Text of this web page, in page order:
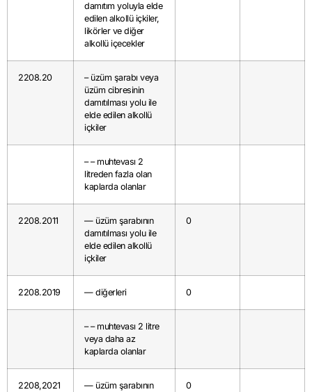
damıtım yoluyla elde
edilen alkollü içkiler,
likörler ve diğer
alkollü içecekler
2208.20
– üzüm şarabı veya
üzüm cibresinin
damıtılması yolu ile
elde edilen alkollü
içkiler
– – muhtevası 2
litreden fazla olan
kaplarda olanlar
2208.2011
— üzüm şarabının
damıtılması yolu ile
elde edilen alkollü
içkiler
0
2208.2019 — diğerleri 0
– – muhtevası 2 litre
veya daha az
kaplarda olanlar
2208,2021
— üzüm şarabının
0